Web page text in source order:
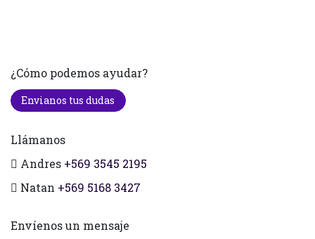
¿Cómo podemos ayudar?
Envianos tus dudas
Llámanos
Andres +569 3545 2195
Natan +569 5168 3427
Envíenos un mensaje